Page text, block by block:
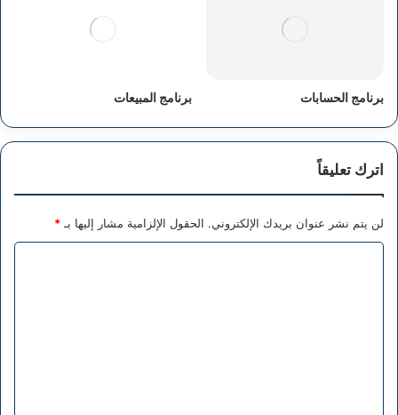
برنامج الحسابات برنامج المبيعات
اترك تعليقاً
لن يتم نشر عنوان بريدك الإلكتروني. الحقول الإلزامية مشار إليها بـ*